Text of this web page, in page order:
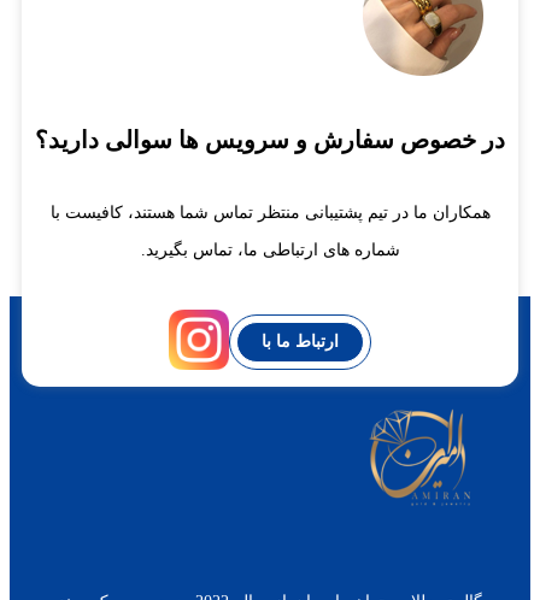
در خصوص سفارش و سرویس ها سوالی دارید؟
همکاران ما در تیم پشتیبانی منتظر تماس شما هستند، کافیست با
شماره های ارتباطی ما، تماس بگیرید.
ارتباط ما با